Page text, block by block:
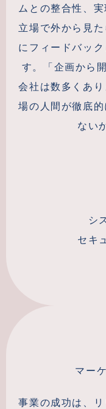
ムとの整合性、
立場で外から見
にフィードバッ
す。「企画から
会社は数多くあ
場の人間が徹底
ない
シ
セキ
マー
事業の成功は、